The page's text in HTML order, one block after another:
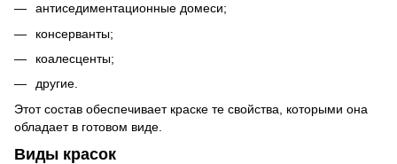
антиседиментационные домеси;
консерванты;
коалесценты;
другие.
Этот состав обеспечивает краске те свойства, которыми она
обладает в готовом виде.
Виды красок